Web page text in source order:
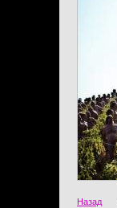
Назад